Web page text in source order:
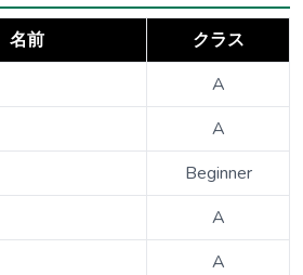
名前
クラス
A
A
Beginner
A
A